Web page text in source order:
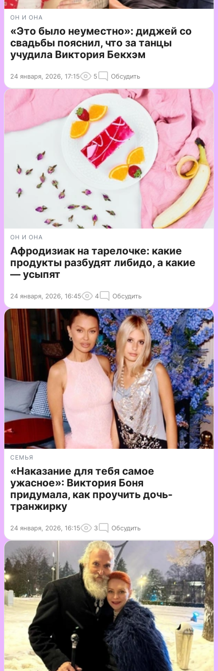
ОН И ОНА
«Это было неуместно»: диджей со
свадьбы пояснил, что за танцы
учудила Виктория Бекхэм
24 января, 2026, 17:15 5 Обсудить
ОН И ОНА
Афродизиак на тарелочке: какие
продукты разбудят либидо, а какие
— усыпят
24 января, 2026, 16:45 4 Обсудить
СЕМЬЯ
«Наказание для тебя самое
ужасное»: Виктория Боня
придумала, как проучить дочь-
транжирку
24 января, 2026, 16:15 3 Обсудить